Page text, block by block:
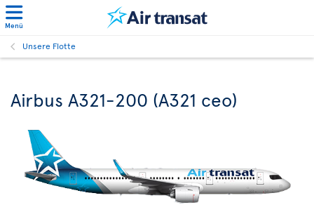
Menü
Unsere Flotte
Airbus A321-200 (A321 ceo)